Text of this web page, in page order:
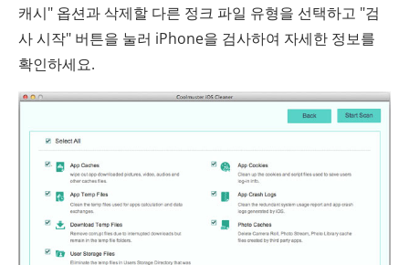
캐시" 옵션과 삭제할 다른 정크 파일 유형을 선택하고 "검
사 시작" 버튼을 눌러 iPhone을 검사하여 자세한 정보를
확인하세요.